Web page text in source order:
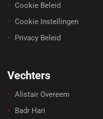
Cookie Beleid
Cookie Instellingen
Privacy Beleid
Vechters
Alistair Overeem
Badr Hari